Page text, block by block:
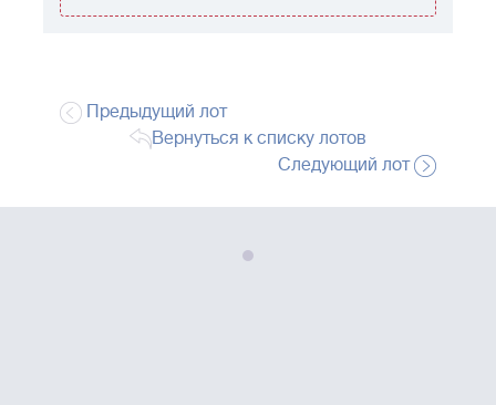
Предыдущий лот
Вернуться к списку лотов
Следующий лот